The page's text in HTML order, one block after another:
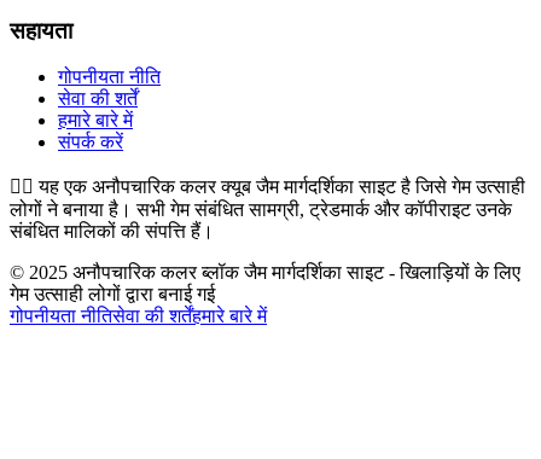
सहायता
गोपनीयता नीति
सेवा की शर्तें
हमारे बारे में
संपर्क करें
👉🏻यह एक अनौपचारिक कलर क्यूब जैम मार्गदर्शिका साइट है जिसे गेम उत्साही
लोगों ने बनाया है। सभी गेम संबंधित सामग्री, ट्रेडमार्क और कॉपीराइट उनके
संबंधित मालिकों की संपत्ति हैं।
© 2025 अनौपचारिक कलर ब्लॉक जैम मार्गदर्शिका साइट - खिलाड़ियों के लिए
गेम उत्साही लोगों द्वारा बनाई गई
गोपनीयता नीतिसेवा की शर्तेंहमारे बारे में